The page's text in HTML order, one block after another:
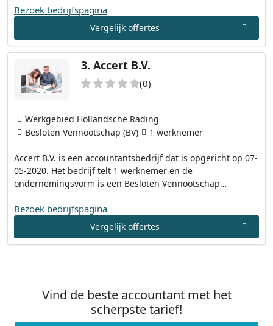
Bezoek bedrijfspagina
Vergelijk offertes
3. Accert B.V.
(0)
Accert B.V. is een accountantsbedrijf dat is opgericht op 07-
05-2020. Het bedrijf telt 1 werknemer en de
ondernemingsvorm is een Besloten Vennootschap…
Werkgebied Hollandsche Rading
Besloten Vennootschap (BV)
1 werknemer
Bezoek bedrijfspagina
Vergelijk offertes
Vind de beste accountant met het
scherpste tarief!